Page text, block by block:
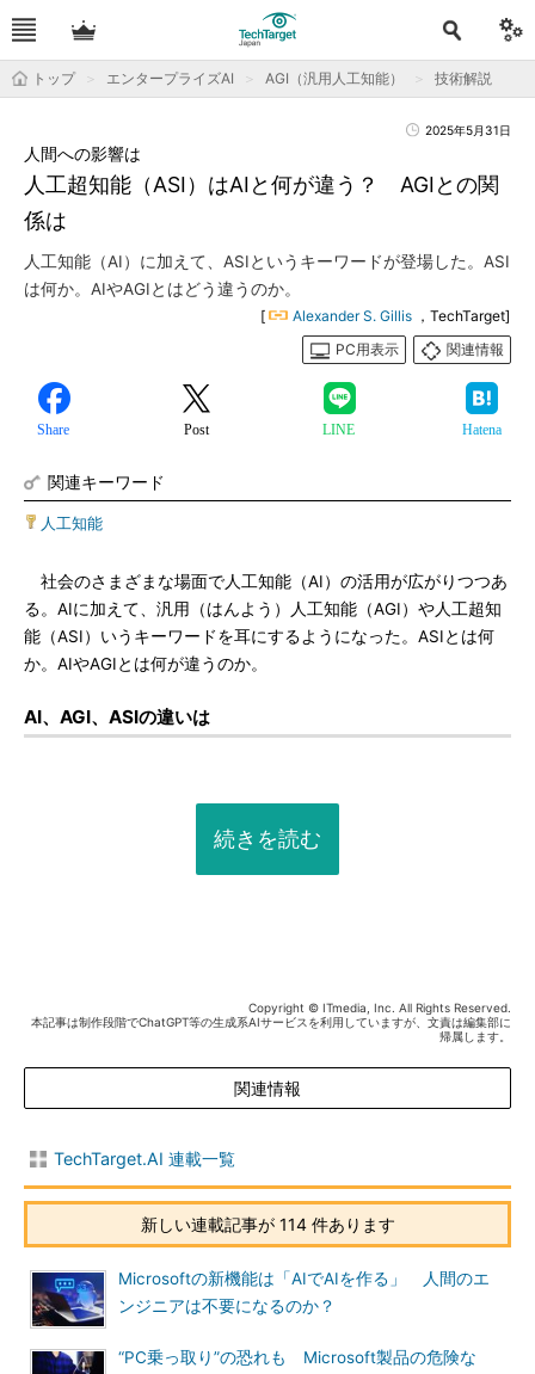
トップ エンタープライズAI AGI（汎用人工知能） 技術解説
2025年5月31日
人工超知能（ASI）はAIと何が違う？ AGIとの関
係は
人間への影響は
人工知能（AI）に加えて、ASIというキーワードが登場した。ASI
は何か。AIやAGIとはどう違うのか。
[ Alexander S. Gillis ，TechTarget]
PC用表示
関連情報
Share Post LINE Hatena
関連キーワード
人工知能
社会のさまざまな場面で人工知能（AI）の活用が広がりつつあ
る。AIに加えて、汎用（はんよう）人工知能（AGI）や人工超知
能（ASI）いうキーワードを耳にするようになった。ASIとは何
か。AIやAGIとは何が違うのか。
AI、AGI、ASIの違いは
続きを読む
Copyright © ITmedia, Inc. All Rights Reserved.
本記事は制作段階でChatGPT等の生成系AIサービスを利用していますが、文責は編集部に
帰属します。
関連情報
TechTarget.AI 連載一覧
新しい連載記事が 114 件あります
Microsoftの新機能は「AIでAIを作る」 人間のエ
ンジニアは不要になるのか？
“PC乗っ取り”の恐れも Microsoft製品の危険な